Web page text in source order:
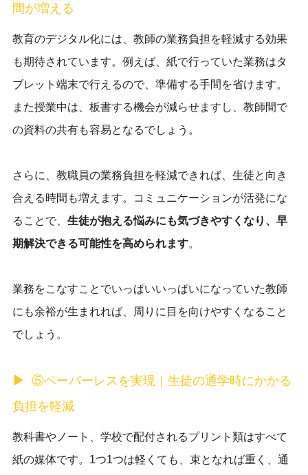
間が増える
教育のデジタル化には、教師の業務負担を軽減する効果
も期待されています。例えば、紙で行っていた業務はタ
ブレット端末で行えるので、準備する手間を省けます。
また授業中は、板書する機会が減らせますし、教師間で
の資料の共有も容易となるでしょう。
さらに、教職員の業務負担を軽減できれば、生徒と向き
合える時間も増えます。コミュニケーションが活発にな
ることで、 生徒が抱える悩みにも気づきやすくなり、早
期解決できる可能性を高められます。
業務をこなすことでいっぱいいっぱいになっていた教師
にも余裕が生まれれば、周りに目を向けやすくなること
でしょう。
⑤ペーパーレスを実現｜生徒の通学時にかかる
負担を軽減
教科書やノート、学校で配付されるプリント類はすべて
紙の媒体です。1つ1つは軽くても、束となれば重く、通